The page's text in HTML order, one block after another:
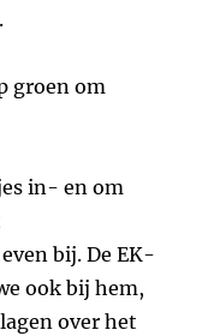
groen om
in- en om
bij. De EK-
ook bij hem,
over het